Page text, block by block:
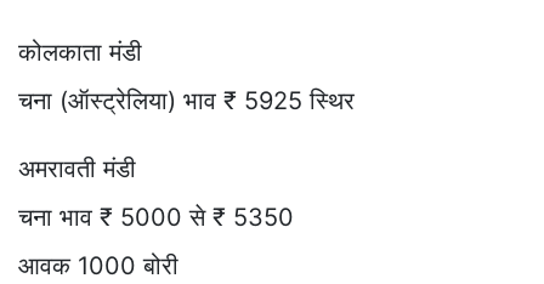
कोलकाता मंडी
चना (ऑस्ट्रेलिया) भाव ₹ 5925 स्थिर
अमरावती मंडी
चना भाव ₹ 5000 से ₹ 5350
आवक 1000 बोरी